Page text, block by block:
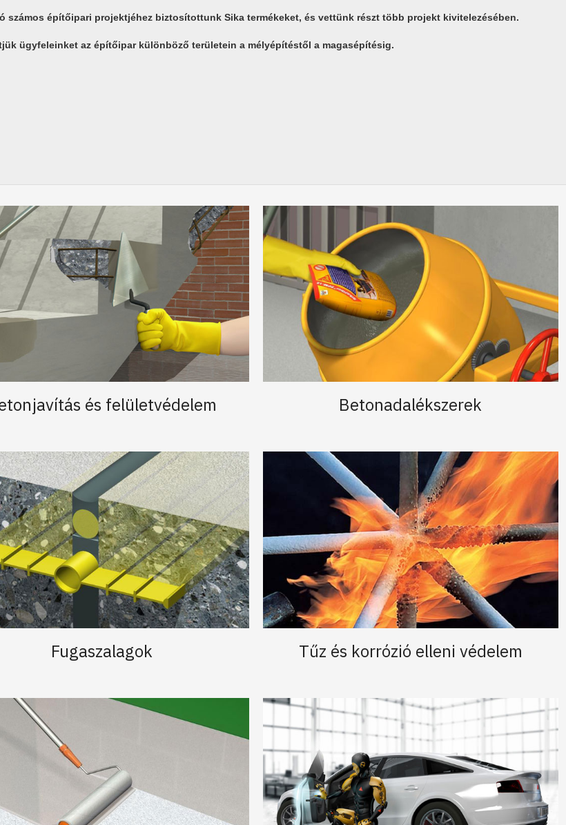
számos építőipari projektjéhez biztosítottunk Sika termékeket, és vettünk részt több projekt kivitelezésében.
ügyfeleinket az építőipar különböző területein a mélyépítéstől a magasépítésig.
és felületvédelem Betonadalékszerek
Fugaszalagok Tűz és korrózió elleni védelem